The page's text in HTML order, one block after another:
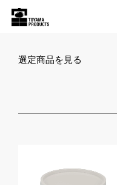
選定商品を見る